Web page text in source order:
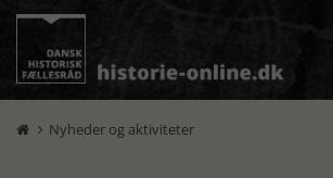
 Nyheder og aktiviteter